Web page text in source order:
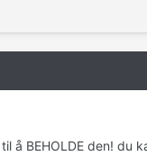
å BEHOLDE den! du